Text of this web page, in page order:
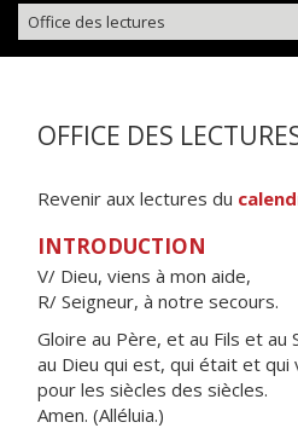
Office des lectures
OFFICE DES
Revenir aux lectures du
INTRODUCTION
V/ Dieu, viens à mon aide,
R/ Seigneur, à notre secours.
Gloire au Père, et au Fils et au
au Dieu qui est, qui était et qui
pour les siècles des siècles.
Amen. (Alléluia.)